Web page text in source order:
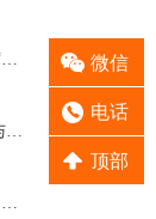
微信
电话
顶部